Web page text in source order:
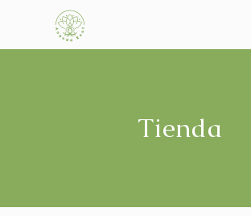
Tienda